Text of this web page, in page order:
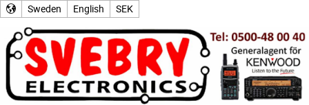
Sweden English SEK